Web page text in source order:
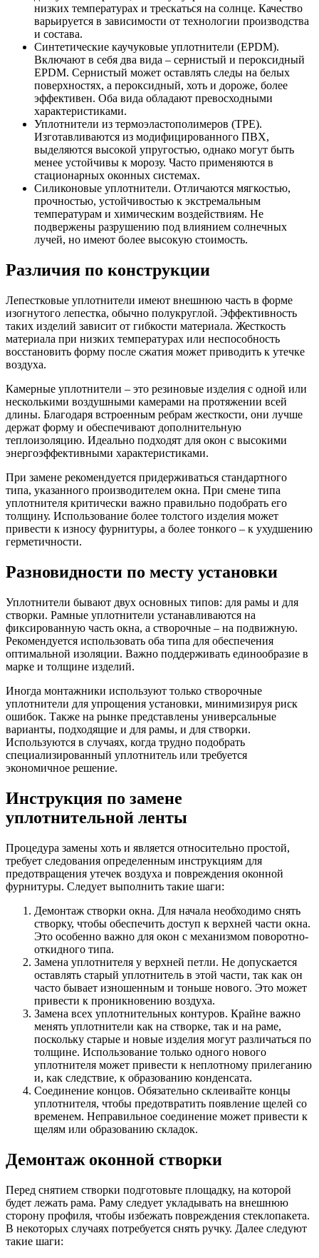
низких температурах и трескаться на солнце. Качество
варьируется в зависимости от технологии производства
и состава.
Синтетические каучуковые уплотнители (EPDM).
Включают в себя два вида – сернистый и пероксидный
EPDM. Сернистый может оставлять следы на белых
поверхностях, а пероксидный, хоть и дороже, более
эффективен. Оба вида обладают превосходными
характеристиками.
Уплотнители из термоэластополимеров (TPE).
Изготавливаются из модифицированного ПВХ,
выделяются высокой упругостью, однако могут быть
менее устойчивы к морозу. Часто применяются в
стационарных оконных системах.
Силиконовые уплотнители. Отличаются мягкостью,
прочностью, устойчивостью к экстремальным
температурам и химическим воздействиям. Не
подвержены разрушению под влиянием солнечных
лучей, но имеют более высокую стоимость.
Различия по конструкции
Лепестковые уплотнители имеют внешнюю часть в форме
изогнутого лепестка, обычно полукруглой. Эффективность
таких изделий зависит от гибкости материала. Жесткость
материала при низких температурах или неспособность
восстановить форму после сжатия может приводить к утечке
воздуха.
Камерные уплотнители – это резиновые изделия с одной или
несколькими воздушными камерами на протяжении всей
длины. Благодаря встроенным ребрам жесткости, они лучше
держат форму и обеспечивают дополнительную
теплоизоляцию. Идеально подходят для окон с высокими
энергоэффективными характеристиками.
При замене рекомендуется придерживаться стандартного
типа, указанного производителем окна. При смене типа
уплотнителя критически важно правильно подобрать его
толщину. Использование более толстого изделия может
привести к износу фурнитуры, а более тонкого – к ухудшению
герметичности.
Разновидности по месту установки
Уплотнители бывают двух основных типов: для рамы и для
створки. Рамные уплотнители устанавливаются на
фиксированную часть окна, а створочные – на подвижную.
Рекомендуется использовать оба типа для обеспечения
оптимальной изоляции. Важно поддерживать единообразие в
марке и толщине изделий.
Иногда монтажники используют только створочные
уплотнители для упрощения установки, минимизируя риск
ошибок. Также на рынке представлены универсальные
варианты, подходящие и для рамы, и для створки.
Используются в случаях, когда трудно подобрать
специализированный уплотнитель или требуется
экономичное решение.
Инструкция по замене
уплотнительной ленты
Процедура замены хоть и является относительно простой,
требует следования определенным инструкциям для
предотвращения утечек воздуха и повреждения оконной
фурнитуры. Следует выполнить такие шаги:
Демонтаж створки окна. Для начала необходимо снять
створку, чтобы обеспечить доступ к верхней части окна.
Это особенно важно для окон с механизмом поворотно-
откидного типа.
Замена уплотнителя у верхней петли. Не допускается
оставлять старый уплотнитель в этой части, так как он
часто бывает изношенным и тоньше нового. Это может
привести к проникновению воздуха.
Замена всех уплотнительных контуров. Крайне важно
менять уплотнители как на створке, так и на раме,
поскольку старые и новые изделия могут различаться по
толщине. Использование только одного нового
уплотнителя может привести к неплотному прилеганию
и, как следствие, к образованию конденсата.
Соединение концов. Обязательно склеивайте концы
уплотнителя, чтобы предотвратить появление щелей со
временем. Неправильное соединение может привести к
щелям или образованию складок.
Демонтаж оконной створки
Перед снятием створки подготовьте площадку, на которой
будет лежать рама. Раму следует укладывать на внешнюю
сторону профиля, чтобы избежать повреждения стеклопакета.
В некоторых случаях потребуется снять ручку. Далее следуют
такие шаги: